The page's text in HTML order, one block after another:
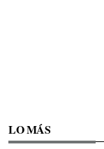
LO MÁS